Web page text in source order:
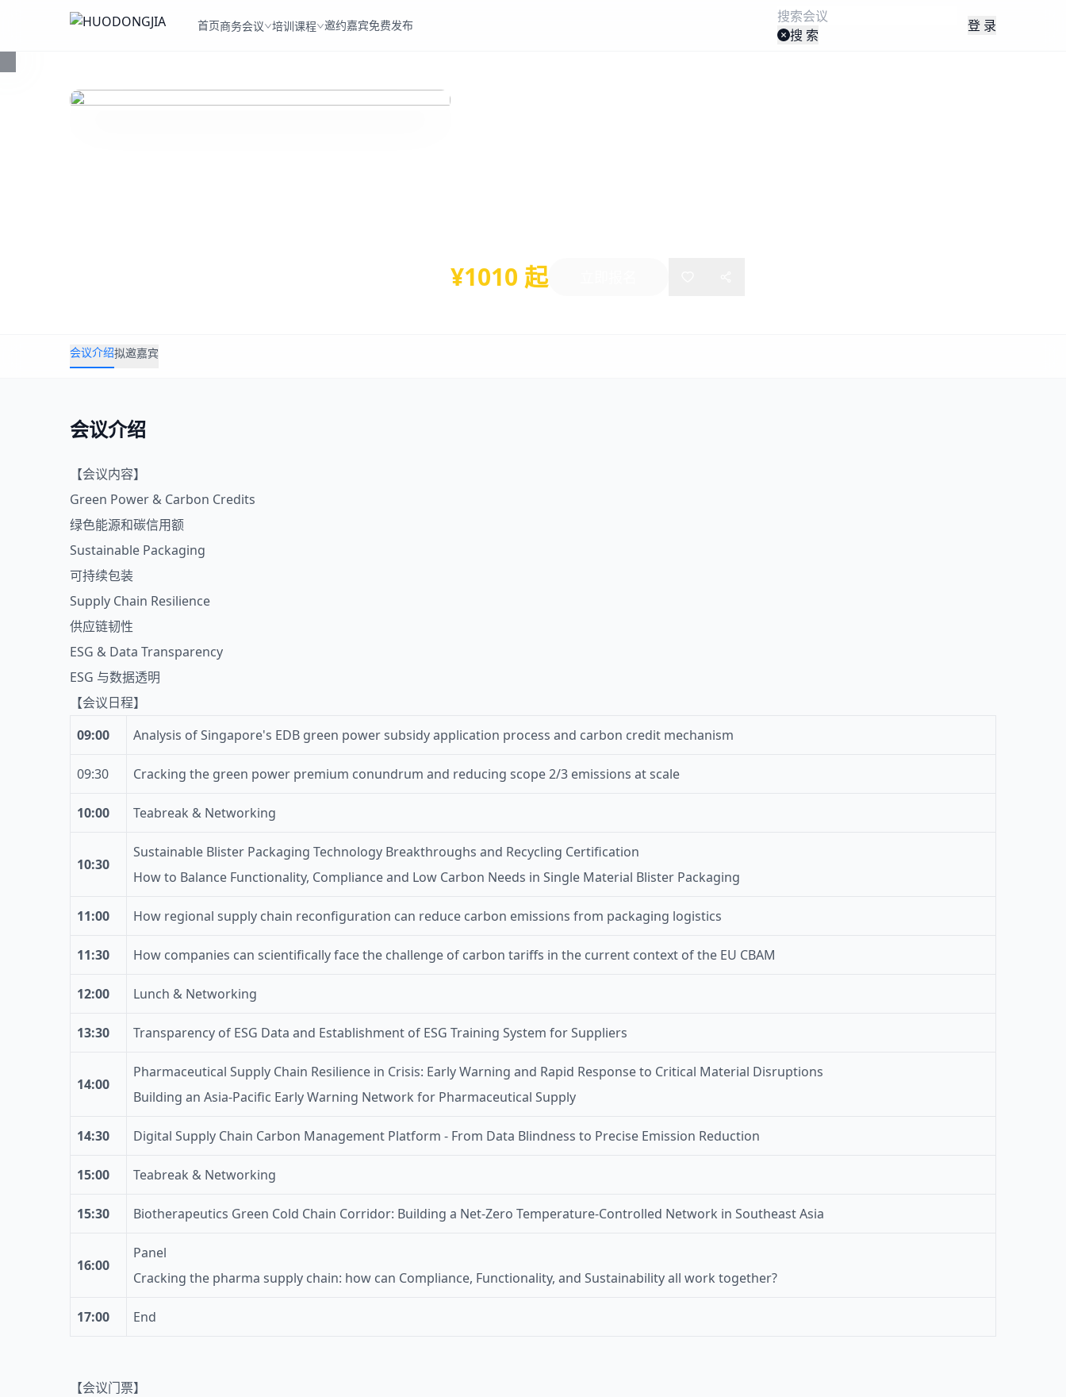
首页商务会议 培训课程 邀约嘉宾免费发布
搜 索
登 录
¥1010 起
会议介绍拟邀嘉宾
会议介绍
【会议内容】
Green Power & Carbon Credits
绿色能源和碳信用额
Sustainable Packaging
可持续包装
Supply Chain Resilience
供应链韧性
ESG & Data Transparency
ESG 与数据透明
【会议日程】
09:00
Analysis of Singapore's EDB green power subsidy application process and carbon credit mechanism
09:30 Cracking the green power premium conundrum and reducing scope 2/3 emissions at scale
10:00 Teabreak & Networking
10:30
Sustainable Blister Packaging Technology Breakthroughs and Recycling Certification
How to Balance Functionality, Compliance and Low Carbon Needs in Single Material Blister Packaging
11:00 How regional supply chain reconfiguration can reduce carbon emissions from packaging logistics
11:30 How companies can scientifically face the challenge of carbon tariffs in the current context of the EU CBAM
12:00 Lunch & Networking
13:30 Transparency of ESG Data and Establishment of ESG Training System for Suppliers
14:00
Pharmaceutical Supply Chain Resilience in Crisis: Early Warning and Rapid Response to Critical Material Disruptions
Building an Asia-Pacific Early Warning Network for Pharmaceutical Supply
14:30 Digital Supply Chain Carbon Management Platform - From Data Blindness to Precise Emission Reduction
15:00 Teabreak & Networking
15:30 Biotherapeutics Green Cold Chain Corridor: Building a Net-Zero Temperature-Controlled Network in Southeast Asia
16:00
Panel
Cracking the pharma supply chain: how can Compliance, Functionality, and Sustainability all work together?
17:00 End
【会议门票】